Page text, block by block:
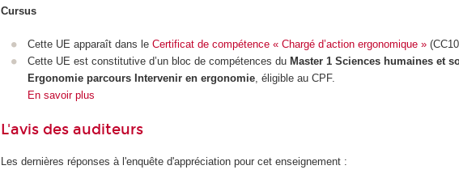
Cursus
Cette UE apparaît dans le Certificat de compétence « Chargé d’action ergonomique »
Cette UE est constitutive d’un bloc de compétences du Master 1 Sciences humaines et
Ergonomie parcours Intervenir en ergonomie, éligible au CPF.
En savoir plus
L'avis des auditeurs
Les dernières réponses à l'enquête d'appréciation pour cet enseignement :